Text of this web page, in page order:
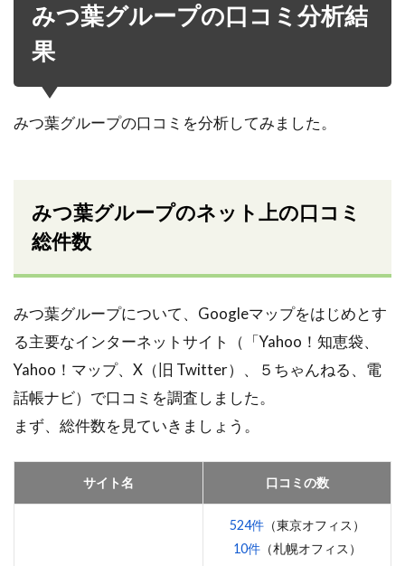
みつ葉グループの口コミ分析結
果
みつ葉グループの口コミを分析してみました。
みつ葉グループのネット上の口コミ
総件数
みつ葉グループについて、Googleマップをはじめとす
る主要なインターネットサイト（「Yahoo！知恵袋、
Yahoo！マップ、X（旧 Twitter）、５ちゃんねる、電
話帳ナビ）で口コミを調査しました。
まず、総件数を見ていきましょう。
サイト名 口コミの数
524件（東京オフィス）
10件（札幌オフィス）